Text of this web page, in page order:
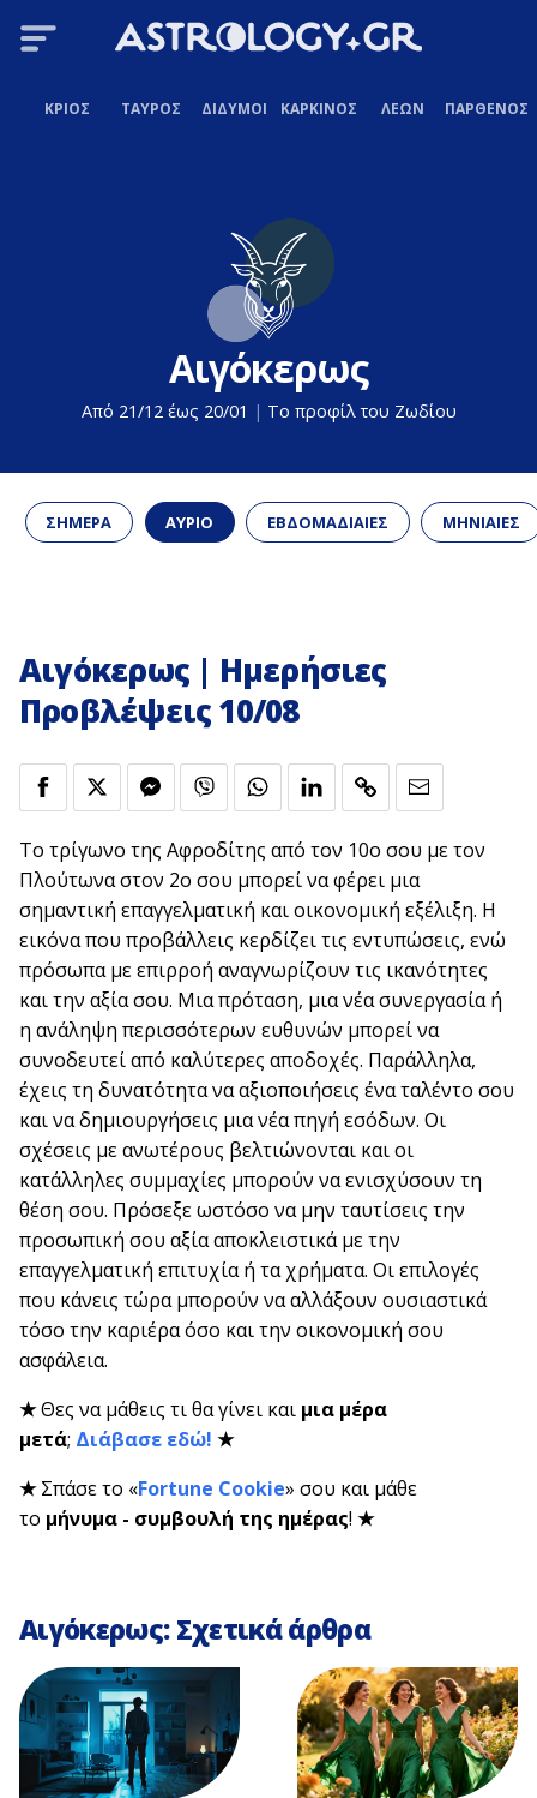
ΚΡΙΟΣ ΤΑΥΡΟΣ ΔΙΔΥΜΟΙ ΚΑΡΚΙΝΟΣ ΛΕΩΝ ΠΑΡΘΕΝΟΣ
Αιγόκερως
Από 21/12 έως 20/01 | Το προφίλ του Ζωδίου
ΣΗΜΕΡΑ ΑΥΡΙΟ ΕΒΔΟΜΑΔΙΑΙΕΣ ΜΗΝΙΑΙΕΣ
Αιγόκερως | Ημερήσιες
Προβλέψεις 10/08
Το τρίγωνο της Αφροδίτης από τον 10ο σου με τον
Πλούτωνα στον 2ο σου μπορεί να φέρει μια
σημαντική επαγγελματική και οικονομική εξέλιξη. Η
εικόνα που προβάλλεις κερδίζει τις εντυπώσεις, ενώ
πρόσωπα με επιρροή αναγνωρίζουν τις ικανότητες
και την αξία σου. Μια πρόταση, μια νέα συνεργασία ή
η ανάληψη περισσότερων ευθυνών μπορεί να
συνοδευτεί από καλύτερες αποδοχές. Παράλληλα,
έχεις τη δυνατότητα να αξιοποιήσεις ένα ταλέντο σου
και να δημιουργήσεις μια νέα πηγή εσόδων. Οι
σχέσεις με ανωτέρους βελτιώνονται και οι
κατάλληλες συμμαχίες μπορούν να ενισχύσουν τη
θέση σου. Πρόσεξε ωστόσο να μην ταυτίσεις την
προσωπική σου αξία αποκλειστικά με την
επαγγελματική επιτυχία ή τα χρήματα. Οι επιλογές
που κάνεις τώρα μπορούν να αλλάξουν ουσιαστικά
τόσο την καριέρα όσο και την οικονομική σου
ασφάλεια.
★Θες να μάθεις τι θα γίνει και μια μέρα
μετά; Διάβασε εδώ! ★
★Σπάσε το «Fortune Cookie» σου και μάθε
το μήνυμα - συμβουλή της ημέρας! ★
Αιγόκερως: Σχετικά άρθρα